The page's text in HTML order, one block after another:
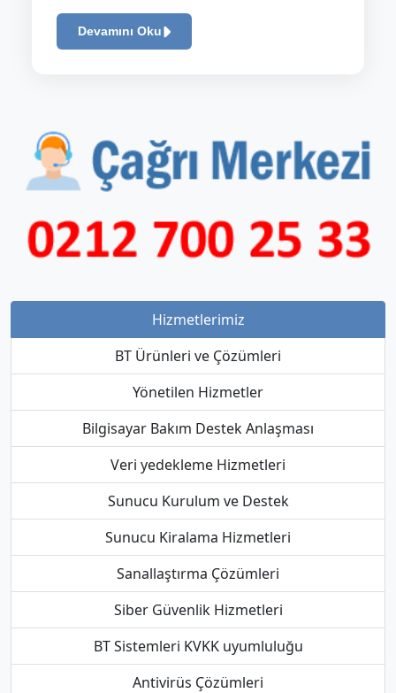
Devamını Oku
Hizmetlerimiz
BT Ürünleri ve Çözümleri
Yönetilen Hizmetler
Bilgisayar Bakım Destek Anlaşması
Veri yedekleme Hizmetleri
Sunucu Kurulum ve Destek
Sunucu Kiralama Hizmetleri
Sanallaştırma Çözümleri
Siber Güvenlik Hizmetleri
BT Sistemleri KVKK uyumluluğu
Antivirüs Çözümleri